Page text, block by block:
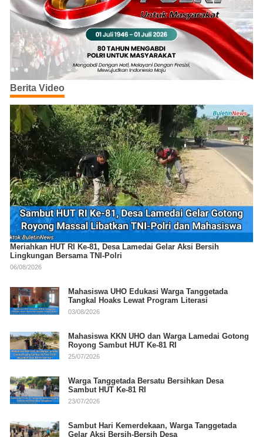
Berita Video
Meriahkan HUT RI Ke-81, Desa Lamedai Gelar Aksi Bersih
Lingkungan Bersama TNI-Polri
06/08/2026
Mahasiswa UHO Edukasi Warga Tanggetada
Tangkal Hoaks Lewat Program Literasi
03/08/2026
Mahasiswa KKN UHO dan Warga Lamedai Gotong
Royong Sambut HUT Ke-81 RI
25/07/2026
Warga Tanggetada Bersatu Bersihkan Desa
Sambut HUT Ke-81 RI
23/07/2026
Sambut Hari Kemerdekaan, Warga Tanggetada
Gelar Aksi Bersih-Bersih Desa